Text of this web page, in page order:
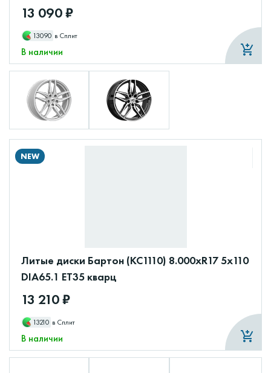
13 090 ₽
13090 в Сплит
В наличии
NEW
Литые диски Бартон (КС1110) 8.000xR17 5x110
DIA65.1 ET35 кварц
13 210 ₽
13210 в Сплит
В наличии